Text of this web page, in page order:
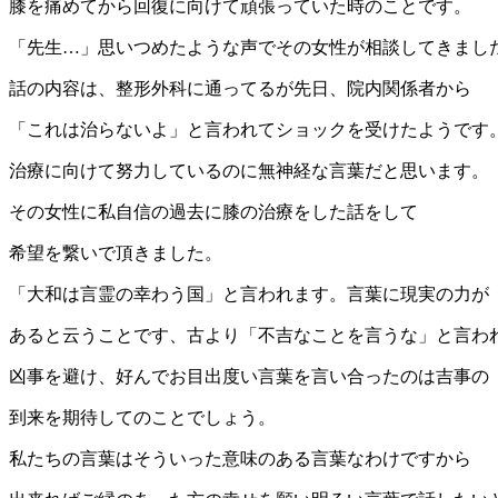
膝を痛めてから回復に向けて頑張っていた時のことです。
「先生…」思いつめたような声でその女性が相談してきまし
話の内容は、整形外科に通ってるが先日、院内関係者から
「これは治らないよ」と言われてショックを受けたようです。
治療に向けて努力しているのに無神経な言葉だと思います。
その女性に私自信の過去に膝の治療をした話をして
希望を繋いで頂きました。
「大和は言霊の幸わう国」と言われます。言葉に現実の力が
あると云うことです、古より「不吉なことを言うな」と言わ
凶事を避け、好んでお目出度い言葉を言い合ったのは吉事の
到来を期待してのことでしょう。
私たちの言葉はそういった意味のある言葉なわけですから